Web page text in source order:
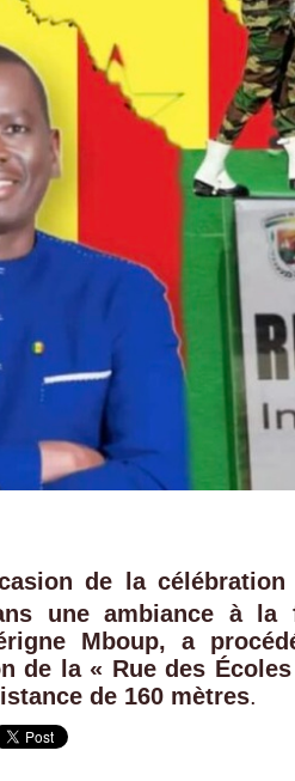
de la
une ambiance à
Mboup, a
de la « Rue des
de 160 mètres.